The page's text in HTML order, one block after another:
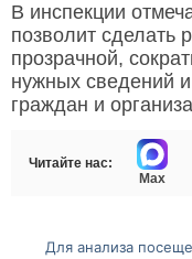
В инспекции
позволит сделать
прозрачной,
нужных сведений
граждан и
Читайте нас:
Max
Для анализа